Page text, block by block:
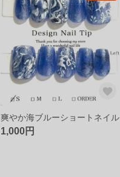
爽やか海ブルーショートネイル
1,000円